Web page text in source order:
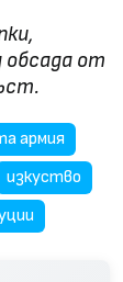
от
армия
изкуство